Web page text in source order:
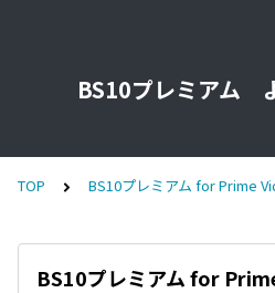
BS10プレミアム
TOP BS10プレミアム for Prime
BS10プレミアム for